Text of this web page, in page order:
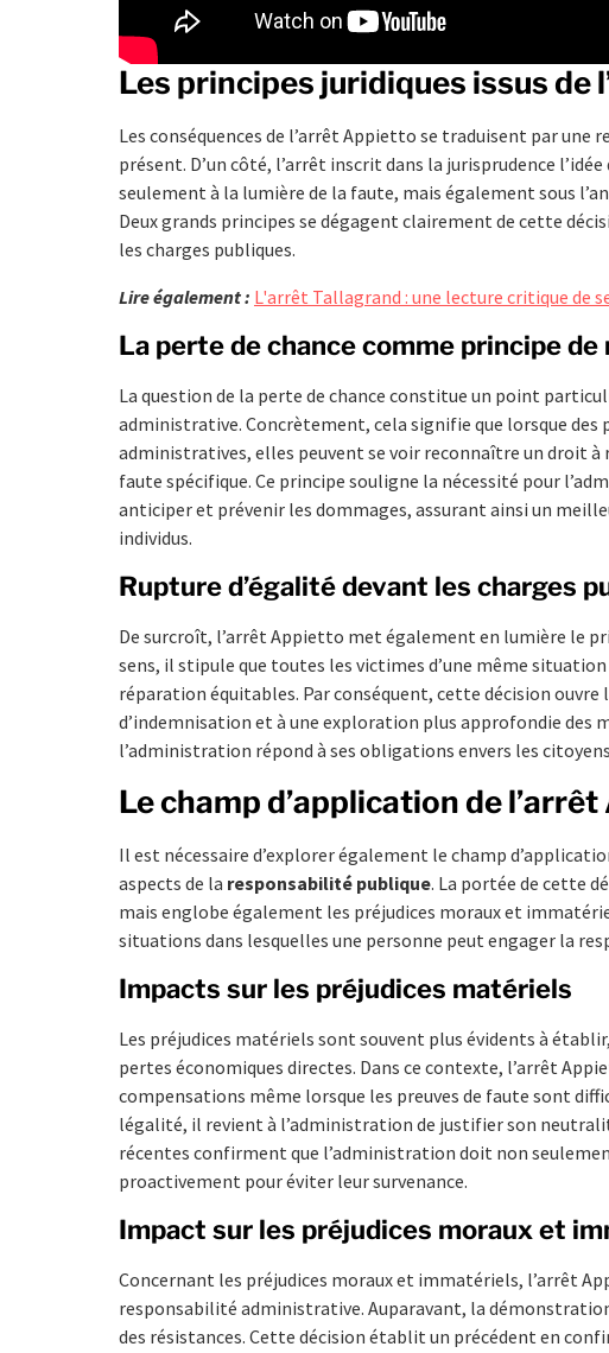
Les principes juridiques issus de
Les conséquences de l’arrêt Appietto se traduisent par une
présent. D’un côté, l’arrêt inscrit dans la jurisprudence l’idée
seulement à la lumière de la faute, mais également sous
Deux grands principes se dégagent clairement de cette
les charges publiques.
Lire également : L'arrêt Tallagrand : une lecture critique de
La perte de chance comme principe
La question de la perte de chance constitue un point
administrative. Concrètement, cela signifie que lorsque des
administratives, elles peuvent se voir reconnaître un droit
faute spécifique. Ce principe souligne la nécessité pour
anticiper et prévenir les dommages, assurant ainsi un
individus.
Rupture d’égalité devant les charges
De surcroît, l’arrêt Appietto met également en lumière le
sens, il stipule que toutes les victimes d’une même
réparation équitables. Par conséquent, cette décision ouvre
d’indemnisation et à une exploration plus approfondie des
l’administration répond à ses obligations envers les
Le champ d’application de
Il est nécessaire d’explorer également le champ
aspects de la responsabilité publique. La portée de cette
mais englobe également les préjudices moraux et
situations dans lesquelles une personne peut engager la
Impacts sur les préjudices matériels
Les préjudices matériels sont souvent plus évidents à établir,
pertes économiques directes. Dans ce contexte, l’arrêt
compensations même lorsque les preuves de faute sont
légalité, il revient à l’administration de justifier son
récentes confirment que l’administration doit non
proactivement pour éviter leur survenance.
Impact sur les préjudices moraux et
Concernant les préjudices moraux et immatériels, l’arrêt
responsabilité administrative. Auparavant, la
des résistances. Cette décision établit un précédent en